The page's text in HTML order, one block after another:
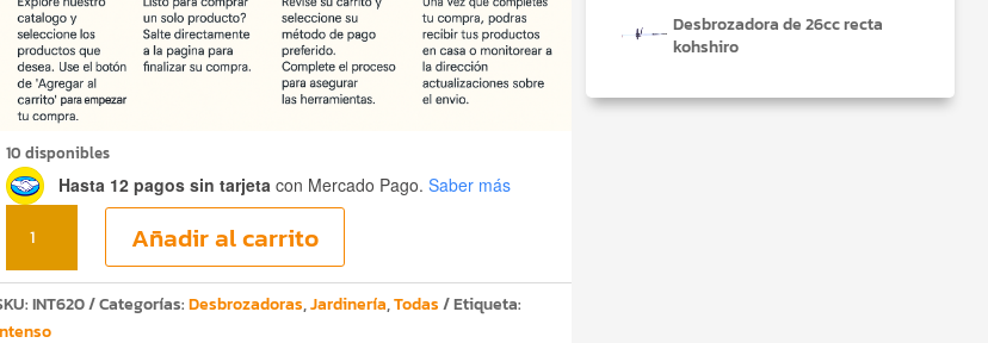
10 disponibles
Hasta 12 pagos sin tarjetacon Mercado Pago. Saber más
DESBROZADORA
62CC
KHOSHIRO
INTENSO
Añadir al carrito
INT620 Categorías:Desbrozadoras,Jardinería,Todas
Etiqueta:
Desbrozadora de 26cc recta
kohshiro